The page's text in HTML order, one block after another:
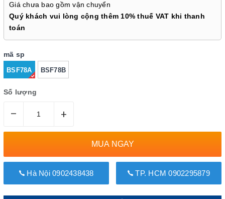
Giá chưa bao gồm vận chuyển
Quý khách vui lòng cộng thêm 10% thuế VAT khi thanh
toán
mã sp
BSF78A BSF78B
Số lượng
– +
MUA NGAY
Hà Nội 0902438438 TP. HCM 0902295879